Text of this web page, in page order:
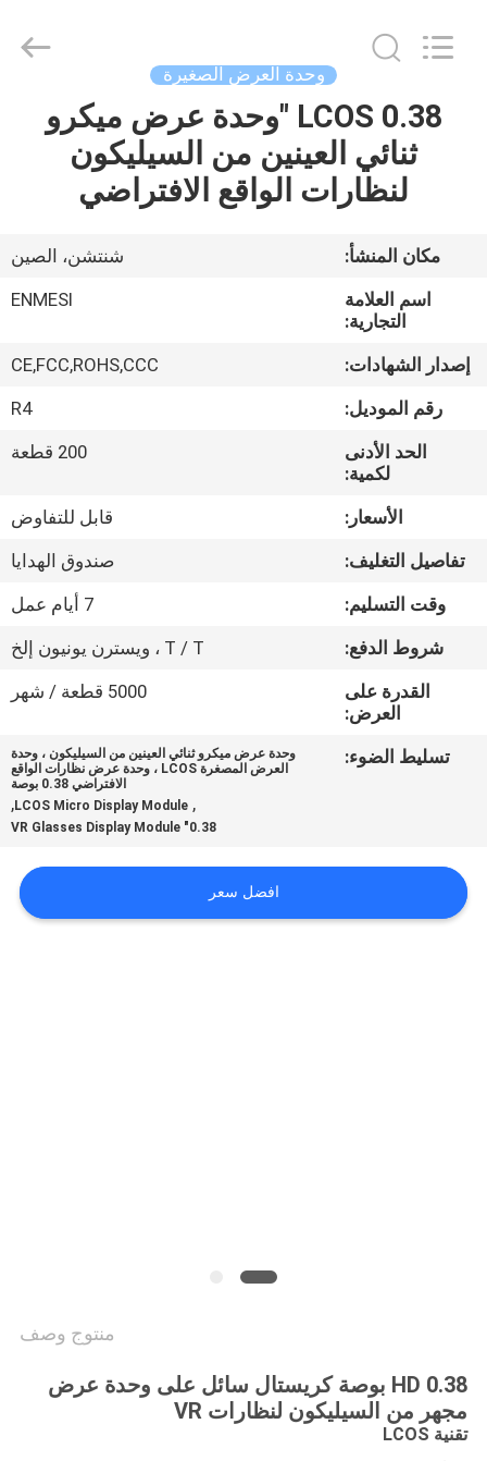
مسكن
منتجات
معلومات
جولة
المعمل
مراقبة
الجودة
أخبار
حالات
اطلب
SHOPPING
ONLINE
Technology
وحدة العرض الصغيرة
LCOS 0.38 "وحدة عرض ميكرو
ثنائي العينين من السيليكون
لنظارات الواقع الافتراضي
مكان المنشأ:
شنتشن، الصين
اسم العلامة
التجارية:
ENMESI
إصدار الشهادات:
CE,FCC,ROHS,CCC
رقم الموديل:
R4
الحد الأدنى
لكمية:
200 قطعة
الأسعار:
قابل للتفاوض
تفاصيل التغليف:
صندوق الهدايا
وقت التسليم:
7 أيام عمل
شروط الدفع:
T / T ، ويسترن يونيون إلخ
القدرة على
العرض:
5000 قطعة / شهر
تسليط الضوء:
وحدة عرض ميكرو ثنائي العينين من السيليكون ، وحدة
العرض المصغرة LCOS ، وحدة عرض نظارات الواقع
الافتراضي 0.38 بوصة
,
LCOS Micro Display Module
,
0.38" VR Glasses Display Module
افضل سعر
منتوج وصف
HD 0.38 بوصة كريستال سائل على وحدة عرض
مجهر من السيليكون لنظارات VR
تقنية LCOS